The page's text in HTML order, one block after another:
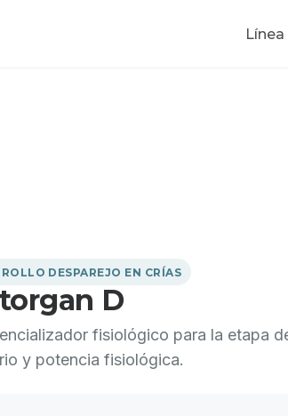
DESPAREJO EN CRÍAS
D
fisiológico para la etapa
y potencia fisiológica.